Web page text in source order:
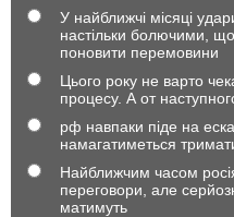
У найближчі місяці
настільки болючими,
поновити перемовини
Цього року не варто
процесу. А от
рф навпаки піде на
намагатиметься
Найближчим часом
переговори, але
матимуть